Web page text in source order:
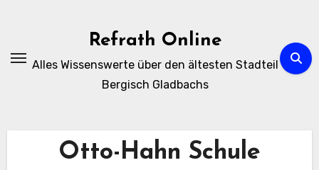
Refrath Online
Alles Wissenswerte über den ältesten Stadteil
Bergisch Gladbachs
Otto-Hahn Schule